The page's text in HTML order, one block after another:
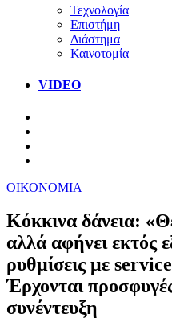
Τεχνολογία
Επιστήμη
Διάστημα
Καινοτομία
VIDEO
ΟΙΚΟΝΟΜΙΑ
Κόκκινα δάνεια:
αλλά αφήνει εκτός
ρυθμίσεις με
Έρχονται
συνέντευξη